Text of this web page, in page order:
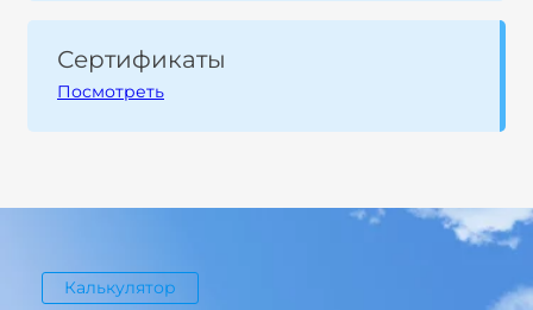
Сертификаты
Посмотреть
Калькулятор